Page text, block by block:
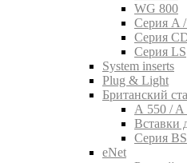
WG 800
Серия A
Серия
Серия LS
System inserts
Plug & Light
Британский
A 550 /
Вставки
Серия BS
eNet